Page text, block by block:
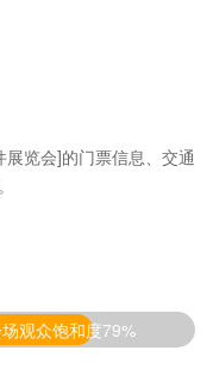
览会]的门票信息、交通
观众饱和度79%